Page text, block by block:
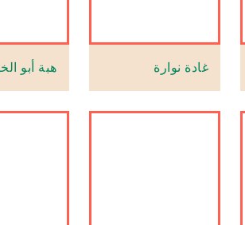
غادة نوارة هبة أبو